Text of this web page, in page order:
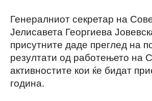
Генералниот секретар на
Јелисавета Георгиева
присутните даде преглед на
резултати од работењето на
активностите кои ќе бидат
година.